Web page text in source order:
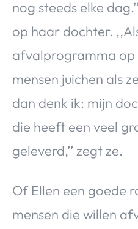
nog steeds elke
op haar dochter.
afvalprogramma op
mensen juichen als
dan denk ik: mijn
die heeft een veel
geleverd,’’ zegt ze.
Of Ellen een goede
mensen die willen